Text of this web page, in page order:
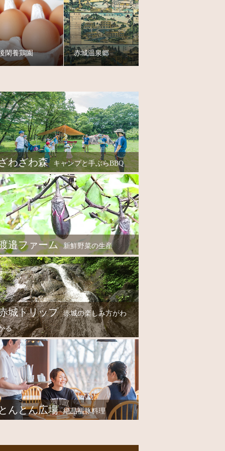
閑養鶏園 赤城温泉郷
わざわ森 キャンプと手ぶらBBQ
邉ファーム 新鮮野菜の生産
城トリップ
赤城の楽しみ方がわ
る
んとん広場 絶品福豚料理